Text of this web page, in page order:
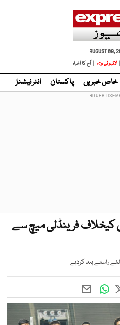
AUGUST 08,
لائیو ٹی وی | آج کا اخبار
خاص خبریں پاکستان انٹر نیشنل
کیخلاف فرینڈلی میچ سے
راستے بند کردیے